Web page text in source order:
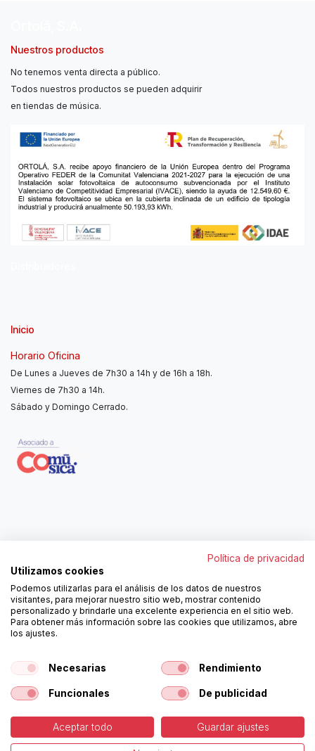
Nuestros productos
No tenemos venta directa a público.
Todos nuestros productos se pueden adquirir
en tiendas de música.
Inicio
Horario Oficina
De Lunes a Jueves de 7h30 a 14h y de 16h a 18h.
Viernes de 7h30 a 14h.
Sábado y Domingo Cerrado.
962250313
ortola@ortola-sa.es
Av. d'Albaida, s/n
46840 La Pobla del Duc (Valencia)
¡Síguenos!
Copyright © Ortolá, S.A. -Política de Cookies -Aviso
Política de privacidad
Utilizamos cookies
Podemos utilizarlas para el análisis de los datos de nuestros
visitantes, para mejorar nuestro sitio web, mostrar contenido
personalizado y brindarle una excelente experiencia en el sitio web.
Para obtener más información sobre las cookies que utilizamos, abre
los ajustes.
Necesarias Rendimiento
Funcionales De publicidad
Aceptar todo Guardar ajustes